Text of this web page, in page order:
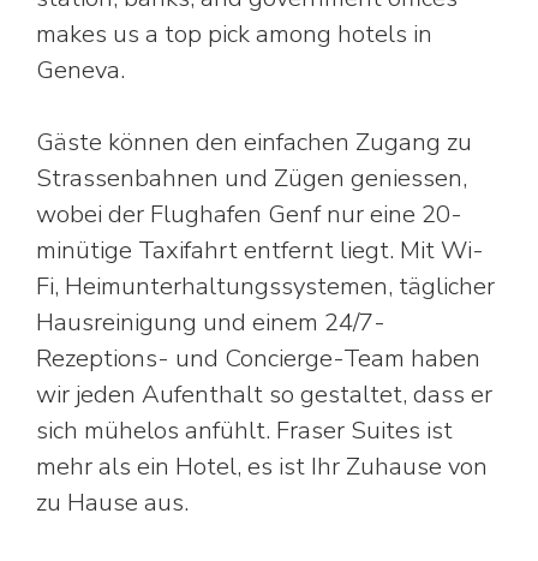
makes us a top pick among hotels in
Geneva.
Gäste können den einfachen Zugang zu
Strassenbahnen und Zügen geniessen,
wobei der Flughafen Genf nur eine 20-
minütige Taxifahrt entfernt liegt. Mit Wi-
Fi, Heimunterhaltungssystemen, täglicher
Hausreinigung und einem 24/7-
Rezeptions- und Concierge-Team haben
wir jeden Aufenthalt so gestaltet, dass er
sich mühelos anfühlt. Fraser Suites ist
mehr als ein Hotel, es ist Ihr Zuhause von
zu Hause aus.